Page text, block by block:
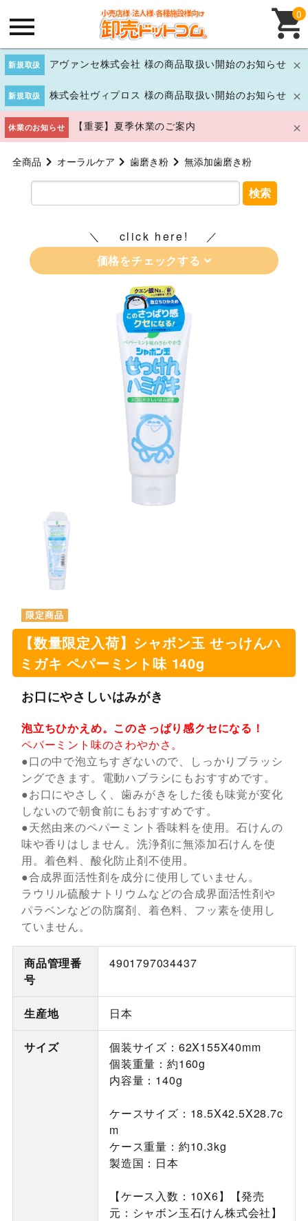
新規取扱 アヴァンセ株式会社 様の商品取扱い開始のお知らせ
新規取扱 株式会社ヴィプロス 様の商品取扱い開始のお知らせ
休業のお知らせ 【重要】夏季休業のご案内
0
全商品 オーラルケア 歯磨き粉 無添加歯磨き粉
検索
click here!
価格をチェックする
【数量限定入荷】シャボン玉 せっけんハ
ミガキ ペパーミント味 140g
お口にやさしいはみがき
泡立ちひかえめ。このさっぱり感クセになる！
ペパーミント味のさわやかさ。
●口の中で泡立ちすぎないので、しっかりブラッシ
ングできます。電動ハブラシにもおすすめです。
●お口にやさしく、歯みがきをした後も味覚が変化
しないので朝食前にもおすすめです。
●天然由来のペパーミント香味料を使用。石けんの
味や香りはしません。洗浄剤に無添加石けんを使
用。着色料、酸化防止剤不使用。
●合成界面活性剤を成分に使用していません。
ラウリル硫酸ナトリウムなどの合成界面活性剤や
パラベンなどの防腐剤、着色料、フッ素を使用し
ていません。
商品管理番
号
4901797034437
生産地 日本
サイズ
個装サイズ：62X155X40mm
個装重量：約160g
内容量：140g
ケースサイズ：18.5X42.5X28.7c
m
ケース重量：約10.3kg
製造国：日本
【ケース入数：10X6】【発売
元：シャボン玉石けん株式会社】